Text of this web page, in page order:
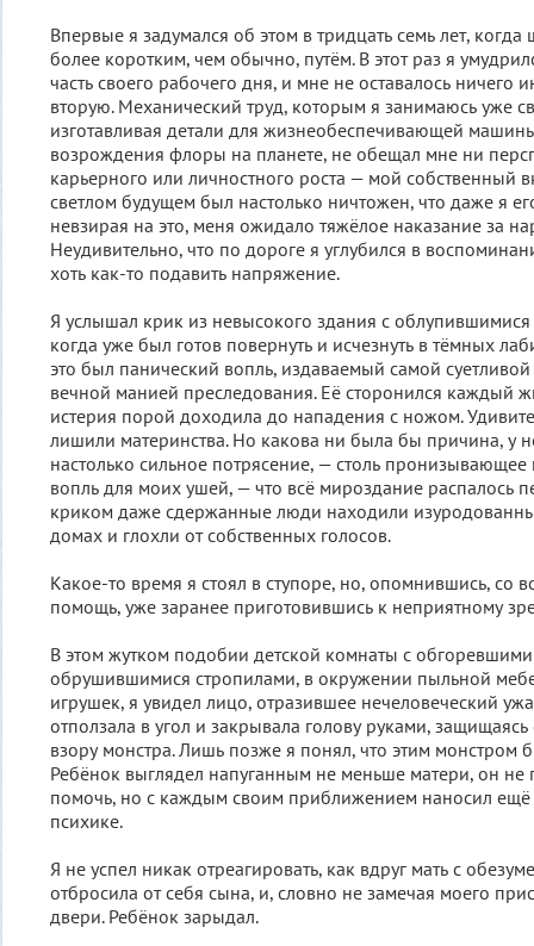
Впервые я задумался об этом в тридцать семь лет,
более коротким, чем обычно, путём. В этот раз я
часть своего рабочего дня, и мне не оставалось ничего
вторую. Механический труд, которым я занимаюсь уже
изготавливая детали для жизнеобеспечивающей
возрождения флоры на планете, не обещал мне ни
карьерного или личностного роста — мой собственный
светлом будущем был настолько ничтожен, что даже я
невзирая на это, меня ожидало тяжёлое наказание за
Неудивительно, что по дороге я углубился в
хоть как-то подавить напряжение.
Я услышал крик из невысокого здания с облупившимися
когда уже был готов повернуть и исчезнуть в тёмных
это был панический вопль, издаваемый самой
вечной манией преследования. Её сторонился каждый
истерия порой доходила до нападения с ножом.
лишили материнства. Но какова ни была бы причина, у
настолько сильное потрясение, — столь пронизывающее
вопль для моих ушей, — что всё мироздание распалось
криком даже сдержанные люди находили
домах и глохли от собственных голосов.
Какое-то время я стоял в ступоре, но, опомнившись, со
помощь, уже заранее приготовившись к неприятному
В этом жутком подобии детской комнаты с
обрушившимися стропилами, в окружении пыльной
игрушек, я увидел лицо, отразившее нечеловеческий
отползала в угол и закрывала голову руками,
взору монстра. Лишь позже я понял, что этим монстром
Ребёнок выглядел напуганным не меньше матери, он не
помочь, но с каждым своим приближением наносил
психике.
Я не успел никак отреагировать, как вдруг мать с
отбросила от себя сына, и, словно не замечая моего
двери. Ребёнок зарыдал.